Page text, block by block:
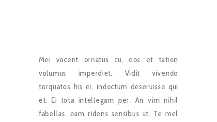
Mei vocent ornatus cu, eos et tation
volumus imperdiet. Vidit vivendo
torquatos his ei, indoctum deseruisse qui
et. Ei tota intellegam per. An vim nihil
fabellas, eam ridens sensibus ut. Te mel